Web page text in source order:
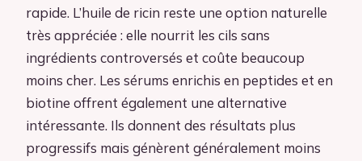
rapide. L’huile de ricin reste une option naturelle
très appréciée : elle nourrit les cils sans
ingrédients controversés et coûte beaucoup
moins cher. Les sérums enrichis en peptides et en
biotine offrent également une alternative
intéressante. Ils donnent des résultats plus
progressifs mais génèrent généralement moins